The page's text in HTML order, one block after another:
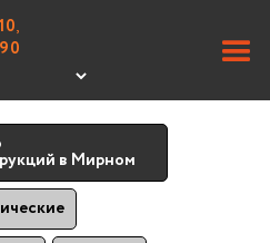
,
в Мирном